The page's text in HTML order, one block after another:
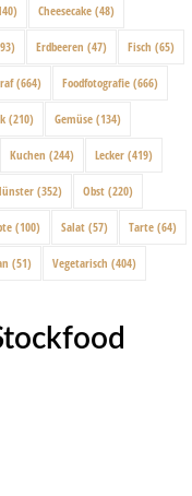
Cheesecake (48)
Erdbeeren (47) Fisch (65)
(664) Foodfotografie (666)
(210) Gemüse (134)
Kuchen (244) Lecker (419)
(352) Obst (220)
(100) Salat (57) Tarte (64)
(51) Vegetarisch (404)